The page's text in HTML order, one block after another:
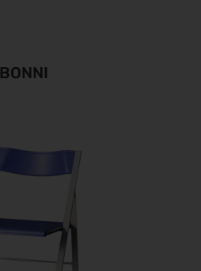
BONNI